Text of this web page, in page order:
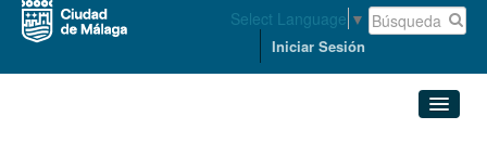
Select Language ▼
Iniciar Sesión